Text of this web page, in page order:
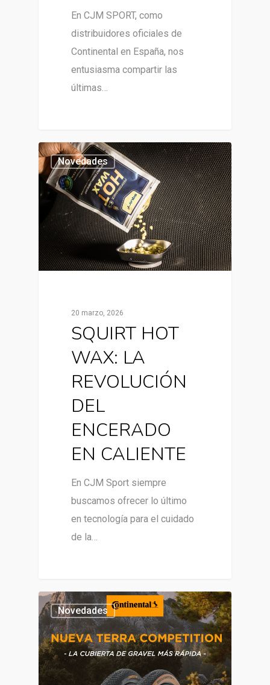
En CJM SPORT, como
distribuidores oficiales de
Continental en España, nos
entusiasma compartir las
últimas…
Novedades
20 marzo, 2026
SQUIRT HOT
WAX: LA
REVOLUCIÓN
DEL
ENCERADO
EN CALIENTE
En CJM Sport siempre
buscamos ofrecer lo último
en tecnología para el cuidado
de la…
Novedades